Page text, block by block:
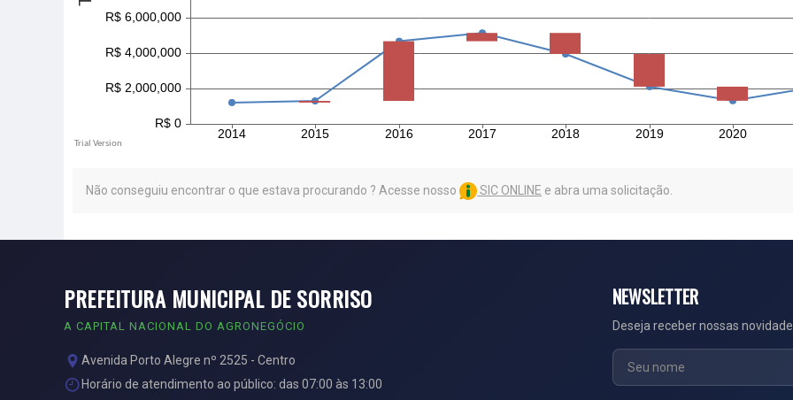
Não conseguiu encontrar o que estava procurando ? Acesse nosso SIC ONLINE e abra uma solicitação.
PREFEITURA MUNICIPAL DE SORRISO
A CAPITAL NACIONAL DO AGRONEGÓCIO
Avenida Porto Alegre nº 2525 - Centro
Horário de atendimento ao público: das 07:00 às 13:00
NEWSLETTER
Deseja receber nossas